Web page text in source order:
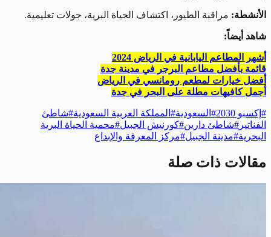
الأنشطة: مراقبة الطيور، اكتشاف الحياة البرية، جولات تعليمية.
شاهد أيضاً:
أشهر المطاعم اليابانية في الرياض 2024
قائمة بأفضل مطاعم البرجر في مدينة جدة
أفضل خيارات لمطعم رومانسي في الرياض
أجمل كافيهات مطلة على البحر في جدة
# إكسبو 2030 # السعودية# المملكة العربية السعودية#شاطئ
الفناتير #شاطئ دارين#كورنيش الجبيل#محمية الحياة البرية
البحرية#مدينة الجبيل#مركز المعرفة والإبداع
مقالات ذات صلة